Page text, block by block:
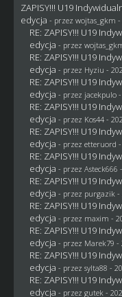
ZAPISY!!! U19
edycja - przez wojtas_gkm -
RE: ZAPISY!!! U19
edycja - przez
RE: ZAPISY!!! U19
edycja - przez Hyziu -
RE: ZAPISY!!! U19
edycja - przez jacekpulo-
RE: ZAPISY!!! U19
edycja - przez Kos44-
RE: ZAPISY!!! U19
edycja - przez etteruord
RE: ZAPISY!!! U19
edycja - przez Asteck666
RE: ZAPISY!!! U19
edycja - przez purgazik -
RE: ZAPISY!!! U19
edycja - przez maxim -
RE: ZAPISY!!! U19
edycja - przez Marek79 -
RE: ZAPISY!!! U19
edycja - przez sylta88 -
RE: ZAPISY!!! U19
edycja - przez gutek -